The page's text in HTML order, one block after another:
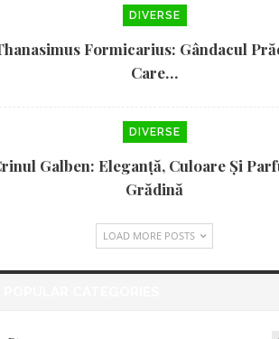
DIVERSE
Formicarius: Gândacul
Care…
DIVERSE
Galben: Eleganță, Culoare Și
Grădină
LOAD MORE POSTS